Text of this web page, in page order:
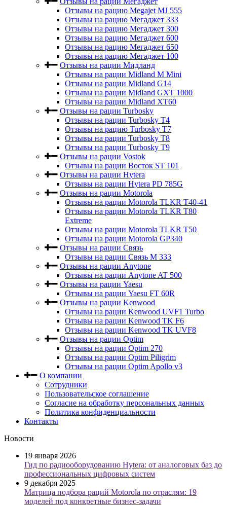
Отзывы на рацию Megajet MJ 555
Отзывы на рацию Мегаджет 333
Отзывы на рацию Мегаджет 300
Отзывы на рацию Мегаджет 600
Отзывы на рацию Мегаджет 650
Отзывы на рацию Мегаджет 100
Отзывы на рации Мидланд
Отзывы на рации Midland M Mini
Отзывы на рации Midland G14
Отзывы на рации Midland GXT 1000
Отзывы на рации Midland XT60
Отзывы на рации Turbosky
Отзывы на рации Turbosky T4
Отзывы на рацию Turbosky T7
Отзывы на рации Turbosky T8
Отзывы на рации Turbosky T9
Отзывы на рации Vostok
Отзывы на рации Восток ST 101
Отзывы на рации Hytera
Отзывы на рации Hytera PD 785G
Отзывы на рации Motorola
Отзывы на рации Motorola TLKR T40-41
Отзывы на рации Motorola TLKR T80
Extreme
Отзывы на рации Motorola TLKR T50
Отзывы на рации Motorola GP340
Отзывы на рации Связь
Отзывы на рации Связь М 333
Отзывы на рации Anytone
Отзывы на рации Anytone AT 500
Отзывы на рации Yaesu
Отзывы на рации Yaesu FT 60R
Отзывы на рации Kenwood
Отзывы на рации Kenwood UVF1 Turbo
Отзывы на рации Kenwood TK F6
Отзывы на рации Kenwood TK UVF8
Отзывы на рации Optim
Отзывы на рации Optim 270
Отзывы на рации Optim Piligrim
Отзывы на рации Optim Apollo v3
О компании
Сотрудники
Пользовательское соглашение
Согласие на обработку персональных данных
Политика конфиденциальности
Контакты
Новости
19 января 2026
Гид по радиооборудованию Hytera: от аналоговых баз до
профессиональных цифровых систем
9 декабря 2025
Матрица подбора раций Motorola по отраслям: 19
моделей под конкретные бизнес-задачи